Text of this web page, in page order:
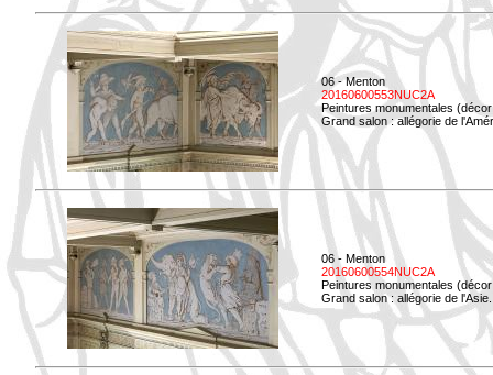
06 - Menton
20160600553NUC2A
Peintures monumentales
Grand salon : allégorie de
06 - Menton
20160600554NUC2A
Peintures monumentales
Grand salon : allégorie de l'Asie.